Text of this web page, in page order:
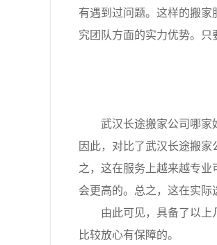
有遇到过问题。这样的搬
究团队方面的实力优势。只
武汉长途搬家公司哪家好
因此，对比了武汉长途搬
之，这在服务上越来越专
会更高的。总之，这在实际
由此可见，具备了以上
比较放心有保障的。